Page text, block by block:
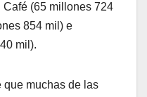
(65 millones 724
854 mil) e
mil).
que muchas de las